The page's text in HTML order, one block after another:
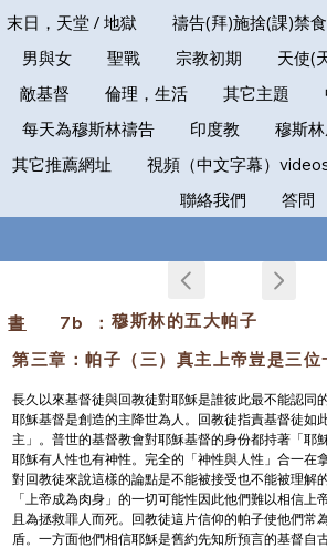
末日，天堂 / 地獄
禱告(拜)施捨(課)禁
男與女
聖戰 宗教初期 天使(
敵基督
倫理，生活 其它主題
每天為穆斯林禱告
印度教
穆斯
其它推薦網址
視頻（中文字幕）
聯絡我們
答問
第三章：帕子（三）真主上帝豈是三位
穆斯林的五大帕子
書
長久以來基督徒與回教徒對耶穌是誰彼此最不能認同
耶穌基督是創造的主降世為人。回教徒指責基督徒如
主」。普世的基督教會對耶穌基督的身份都持著「耶
耶穌有人性也有神性。完全的「神性與人性」合一在
對回教徒來說這樣的論點是不能被接受也不能被理解
「上帝成為肉身」的一切可能性因此他們難以相信上
且為拯救罪人而死。回教徒這片信仰的帕子使他們常
盾。一方面他們相信耶穌是舊約先知所預言的基督自
7b ：